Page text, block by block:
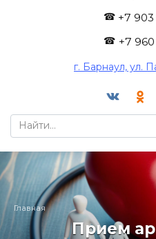
+7
+7
г. Барнаул, ул.
Search
for:
Главная
Прием